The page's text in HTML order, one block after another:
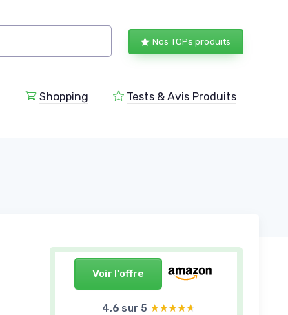
Nos TOPs produits
Shopping Tests & Avis Produits
Voir l'offre
4,6 sur 5 ★★★★★
★★★★★